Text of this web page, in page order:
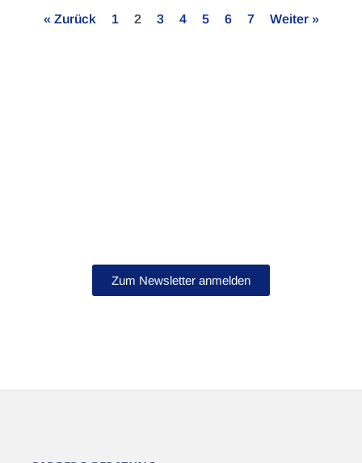
« Zurück 1 2 3 4 5 6 7 Weiter »
Zum Newsletter anmelden
NEWSLETTER